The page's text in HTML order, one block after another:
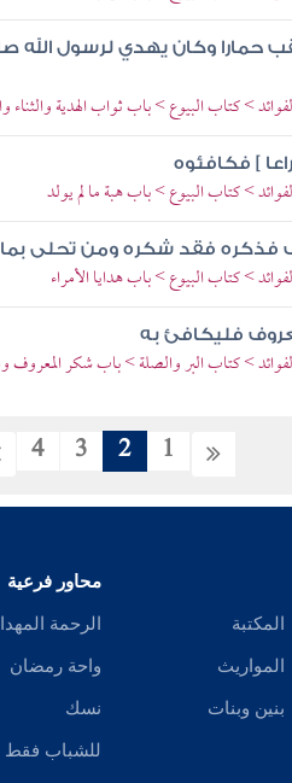
حمارا وكان يهدي لرسول الله
> كتاب البيوع > باب ثواب الهدية والثناء
] فكافئوه
> كتاب البيوع > باب هبة ما لم يولد
فذكره فقد شكره ومن تحلى
> كتاب البيوع > باب هدايا الأمراء
فليكافئ به
> كتاب البر والصلة > باب شكر المعروف
1
2
3
4
المكتبة
المواريث
بنين وبنات
محاور فرعية
الرحمة
واحة رمضان
نسك
للشباب فقط